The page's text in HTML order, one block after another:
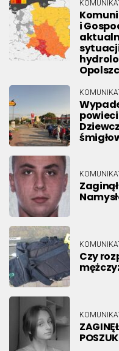
i
Czy